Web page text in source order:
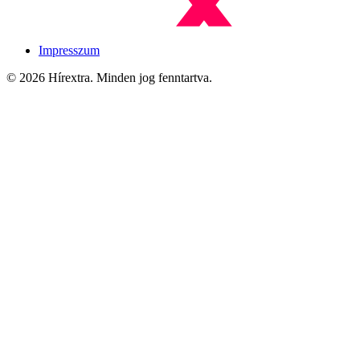
Impresszum
© 2026 Hírextra. Minden jog fenntartva.